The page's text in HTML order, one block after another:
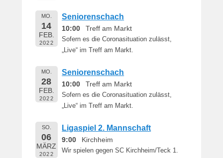
MO.
14
FEB.
2022
Seniorenschach
10:00 Treff am Markt
Sofern es die Coronasituation zulässt,
„Live“ im Treff am Markt.
MO.
28
FEB.
2022
Seniorenschach
10:00 Treff am Markt
Sofern es die Coronasituation zulässt,
„Live“ im Treff am Markt.
SO.
06
MÄRZ
2022
Ligaspiel 2. Mannschaft
9:00 Kirchheim
Wir spielen gegen SC Kirchheim/Teck 1.